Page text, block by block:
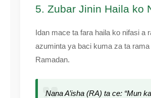
5. Zubar Jinin Haila ko
Idan mace ta fara haila ko nifasi a
azuminta ya baci kuma za ta
Ramadan.
Nana A’isha (RA) ta ce: “Mun